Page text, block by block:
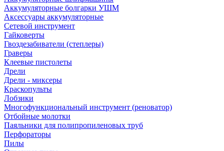
Аккумуляторные болгарки УШМ
Аксессуары аккумуляторные
Сетевой инструмент
Гайковерты
Гвоздезабиватели (степлеры)
Граверы
Клеевые пистолеты
Дрели
Дрели - миксеры
Краскопульты
Лобзики
Многофункциональный инструмент (реноватор)
Отбойные молотки
Паяльники для полипропиленовых труб
Перфораторы
Пилы